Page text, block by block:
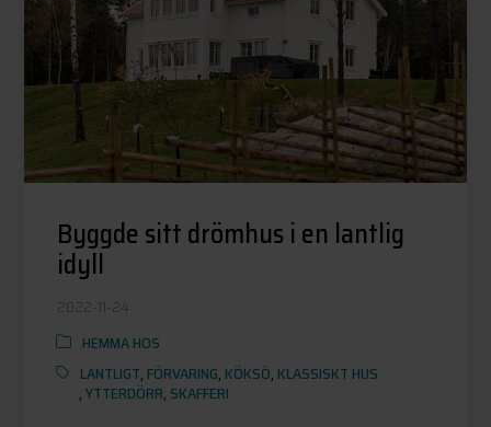
Byggde sitt drömhus i en lantlig
idyll
2022-11-24
HEMMA HOS
LANTLIGT, FÖRVARING, KÖKSÖ, KLASSISKT HUS
,YTTERDÖRR, SKAFFERI